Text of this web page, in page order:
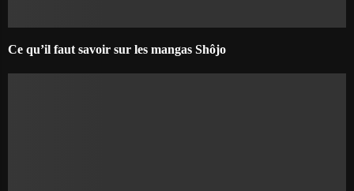
Ce qu’il faut savoir sur les mangas Shôjo